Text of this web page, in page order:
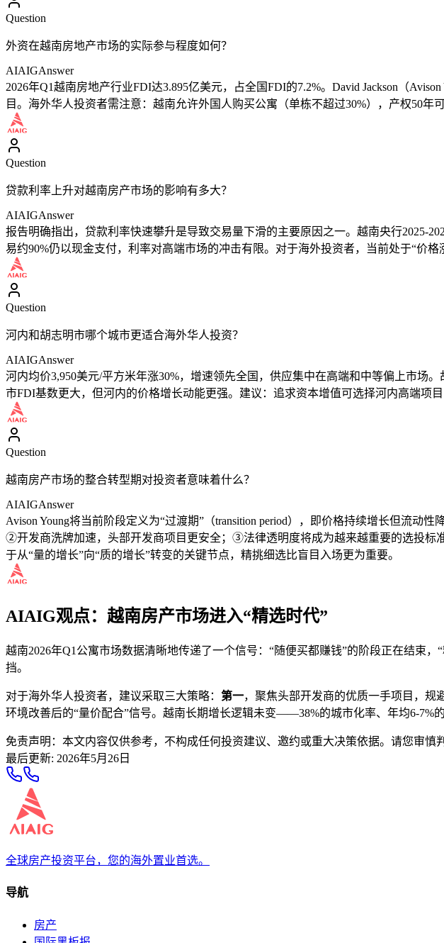
Question
外资在越南房地产市场的实际参与程度如何？
AIAIGAnswer
2026年Q1越南房地产行业FDI达3.895亿美元，占全国FDI的7.2%。David Jackson（
目。海外华人投资者需注意：越南允许外国人购买公寓（单栋不超过30%），产权50
Question
贷款利率上升对越南房产市场的影响有多大？
AIAIGAnswer
报告明确指出，贷款利率快速攀升是导致交易量下滑的主要原因之一。越南央行2025-
易约90%仍以现金支付，利率对高端市场的冲击有限。对于海外投资者，当前处于“价
Question
河内和胡志明市哪个城市更适合海外华人投资？
AIAIGAnswer
河内均价3,950美元/平方米年涨30%，增速领先全国，供应集中在高端和中等偏上市场
市FDI基数更大，但河内的价格增长动能更强。建议：追求资本增值可选择河内高端项
Question
越南房产市场的整合转型期对投资者意味着什么？
AIAIGAnswer
Avison Young将当前阶段定义为“过渡期”（transition period），即价格持续增长但流
②开发商洗牌加速，头部开发商项目更安全；③法律透明度将成为越来越重要的选投标
于从“量的增长”向“质的增长”转变的关键节点，精挑细选比盲目入场更为重要。
AIAIG观点：越南房产市场进入“精选时代”
越南2026年Q1公寓市场数据清晰地传递了一个信号：“随便买都赚钱”的阶段正在结束
挡。
对于海外华人投资者，建议采取三大策略： 第一，聚焦头部开发商的优质一手项目，规
环境改善后的“量价配合”信号。越南长期增长逻辑未变——38%的城市化率、年均6-
免责声明：本文内容仅供参考，不构成任何投资建议、邀约或重大决策依据。请您审慎
最后更新: 2026年5月26日
全球房产投资平台，您的海外置业首选。
导航
房产